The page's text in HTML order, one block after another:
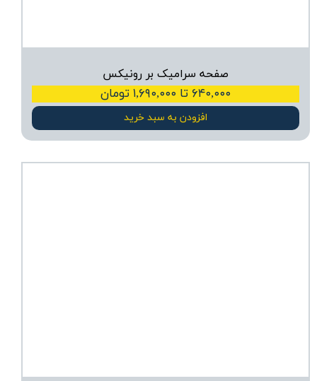
صفحه سرامیک بر رونیکس
۶۴۰,۰۰۰ تا ۱,۶۹۰,۰۰۰ تومان
افزودن به سبد خرید